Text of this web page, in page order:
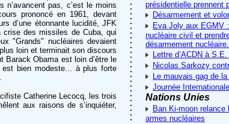
pas, c’est le moins
prononcé en 1961, devant
d’une étonnante lucidité, JFK
crise des missiles de Cuba, qui
"Grands" nucléaires devaient
loin et terminait son discours
Barack Obama est loin d’être le
est bien modeste... à plus forte
Catherine Lecocq, les trois
aux raisons de s’inquiéter,
présidentielle prennent
Désarmement et
Eva Joly aux EGMV
nucléaire civil et
désarmement
Lettre d’ACDN à
Nicolas Sarkozy
Le mauvais gag de
Journée
Nations Unies
Ban Ki-moon relance
armes nucléaires